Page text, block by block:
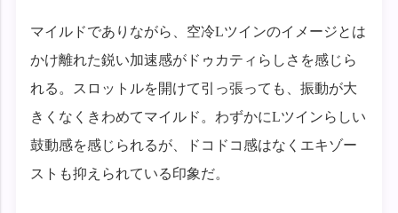
マイルドでありながら、空冷Lツインのイメージとは
かけ離れた鋭い加速感がドゥカティらしさを感じら
れる。スロットルを開けて引っ張っても、振動が大
きくなくきわめてマイルド。わずかにLツインらしい
鼓動感を感じられるが、ドコドコ感はなくエキゾー
ストも抑えられている印象だ。